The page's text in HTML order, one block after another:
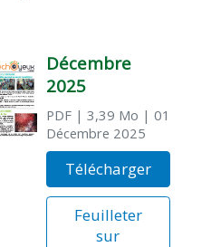
Décembre
2025
PDF| 3,39 Mo | 01
Décembre 2025
Télécharger
Feuilleter
sur